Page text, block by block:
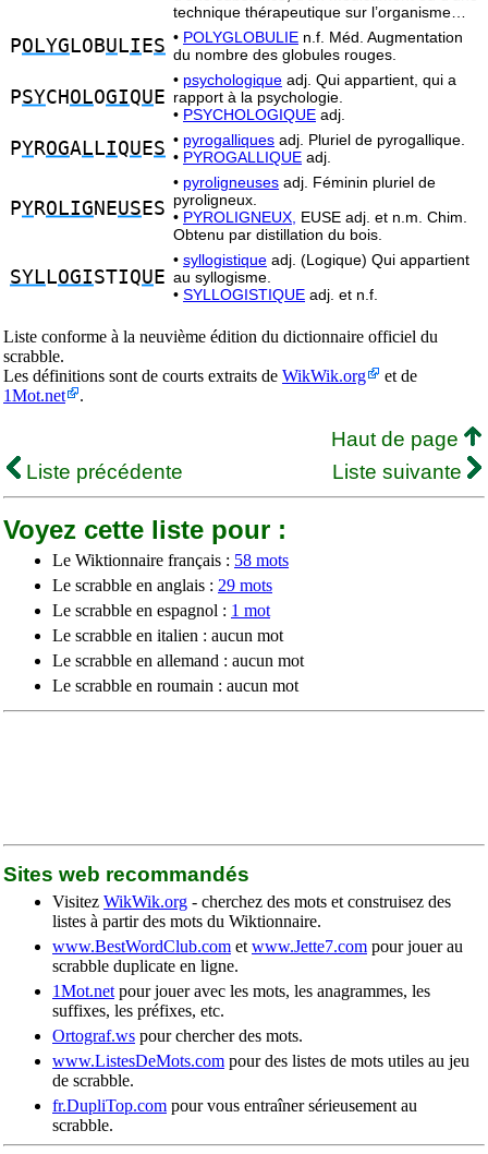
technique thérapeutique sur l’organisme…
POLYG LOBU LI ES • POLYGLOBULIE n.f. Méd. Augmentation
du nombre des globules rouges.
PSYCH OLOGIQU E
• psychologique adj. Qui appartient, qui a
rapport à la psychologie.
• PSYCHOLOGIQUE adj.
PYROGAL LIQU ES • pyrogalliques adj. Pluriel de pyrogallique.
• PYROGALLIQUE adj.
PYROLIG NEUS ES
• pyroligneuses adj. Féminin pluriel de
pyroligneux.
• PYROLIGNEUX, EUSE adj. et n.m. Chim.
Obtenu par distillation du bois.
SYL LOGISTIQU E
• syllogistique adj. (Logique) Qui appartient
au syllogisme.
• SYLLOGISTIQUE adj. et n.f.
Liste conforme à la neuvième édition du dictionnaire officiel du
scrabble.
Les définitions sont de courts extraits de WikWik.org
et de
1Mot.net
.
Haut de page
Liste précédente
Liste suivante
Voyez cette liste pour :
Le Wiktionnaire français : 58 mots
Le scrabble en anglais : 29 mots
Le scrabble en espagnol : 1 mot
Le scrabble en italien : aucun mot
Le scrabble en allemand : aucun mot
Le scrabble en roumain : aucun mot
Sites web recommandés
Visitez WikWik.org - cherchez des mots et construisez des
listes à partir des mots du Wiktionnaire.
www.BestWordClub.com et www.Jette7.com pour jouer au
scrabble duplicate en ligne.
1Mot.net pour jouer avec les mots, les anagrammes, les
suffixes, les préfixes, etc.
Ortograf.ws pour chercher des mots.
www.ListesDeMots.com pour des listes de mots utiles au jeu
de scrabble.
fr.DupliTop.com pour vous entraîner sérieusement au
scrabble.